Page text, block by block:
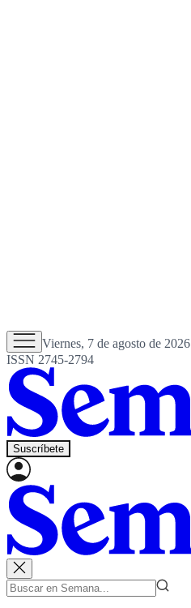
Viernes, 7 de agosto de 2026
ISSN 2745-2794
Suscríbete